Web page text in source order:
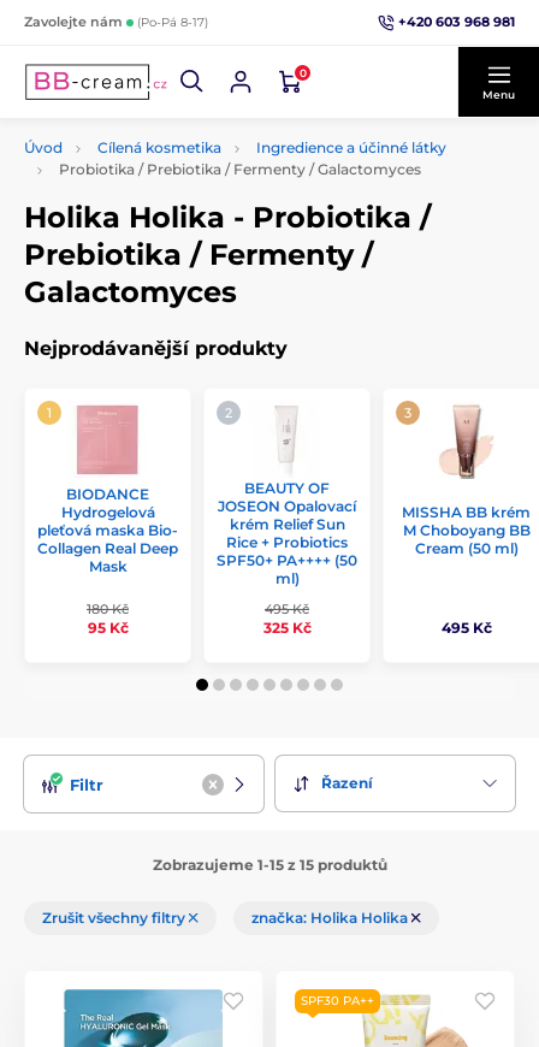
Zavolejte nám (Po-Pá 8-17) +420 603 968 981
0
Menu
Úvod Cílená kosmetika
Ingredience a účinné látky
Probiotika / Prebiotika / Fermenty / Galactomyces
Holika Holika - Probiotika /
Prebiotika / Fermenty /
Galactomyces
Nejprodávanější produkty
BIODANCE
Hydrogelová
pleťová maska Bio-
Collagen Real Deep
Mask
180 Kč
95 Kč
BEAUTY OF
JOSEON Opalovací
krém Relief Sun
Rice + Probiotics
SPF50+ PA++++ (50
ml)
495 Kč
325 Kč
MISSHA BB krém
M Choboyang BB
Cream (50 ml)
495 Kč
Filtr Řazení
Zobrazujeme 1-15 z 15 produktů
Zrušit všechny filtry značka: Holika Holika
SPF30 PA++